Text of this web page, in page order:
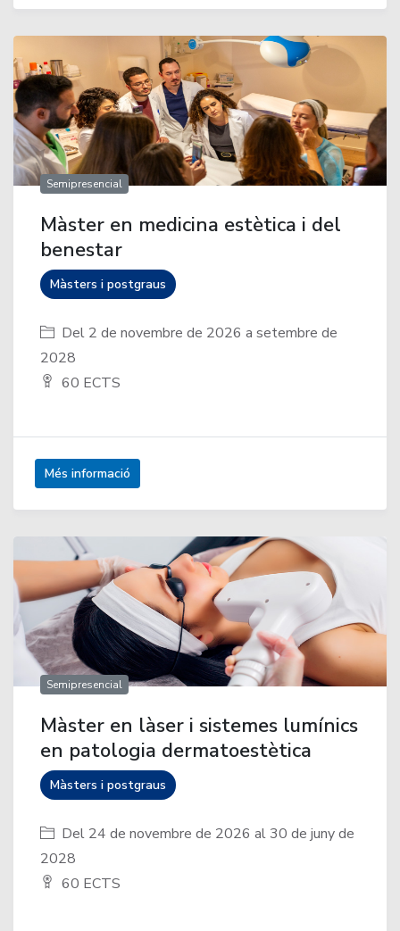
Semipresencial
Màster en medicina estètica i del
benestar
Màsters i postgraus
Del 2 de novembre de 2026 a setembre de
2028
60 ECTS
Més informació
Semipresencial
Màster en làser i sistemes lumínics
en patologia dermatoestètica
Màsters i postgraus
Del 24 de novembre de 2026 al 30 de juny de
2028
60 ECTS